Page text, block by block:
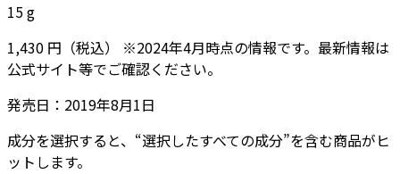
15g
1,430 円 （税込） ※2024年4月時点の情報です。最新情報は
公式サイト等でご確認ください。
発売日： 2019年8月1日
成分を選択すると、“選択したすべての成分”を含む商品がヒ
ットします。